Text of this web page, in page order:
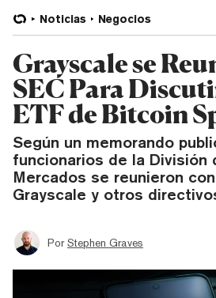
Noticias Negocios
Grayscale se
SEC Para
ETF de Bitcoin
Según un memorando
funcionarios de la División
Mercados se reunieron
Grayscale y otros
Por Stephen Graves